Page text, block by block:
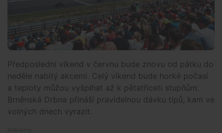
Předposlední víkend v červnu bude znovu od pátku do
neděle nabitý akcemi. Celý víkend bude horké počasí
a teploty můžou vyšplhat až k pětatřiceti stupňům.
Brněnská Drbna přináší pravidelnou dávku tipů, kam ve
volných dnech vyrazit.